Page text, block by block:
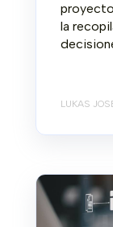
la
LUKAS